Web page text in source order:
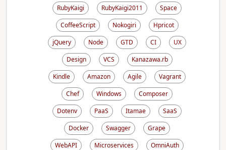
RubyKaigi
RubyKaigi2011
Space
CoffeeScript
Nokogiri
Hpricot
jQuery
Node GTD CI
UX
Design
VCS
Kanazawa.rb
Kindle
Amazon Agile
Vagrant
Chef
Windows
Composer
Dotenv
PaaS Itamae
SaaS
Docker
Swagger
Grape
WebAPI
Microservices
OmniAuth